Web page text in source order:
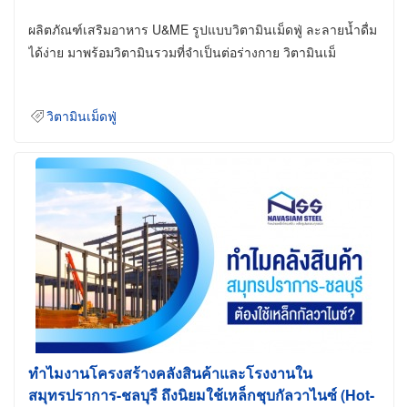
ผลิตภัณฑ์เสริมอาหาร U&ME รูปแบบวิตามินเม็ดฟู่ ละลายน้ำดื่ม
ได้ง่าย มาพร้อมวิตามินรวมที่จำเป็นต่อร่างกาย วิตามินเม็
วิตามินเม็ดฟู่
ทำไมงานโครงสร้างคลังสินค้าและโรงงานใน
สมุทรปราการ-ชลบุรี ถึงนิยมใช้เหล็กชุบกัลวาไนซ์ (Hot-